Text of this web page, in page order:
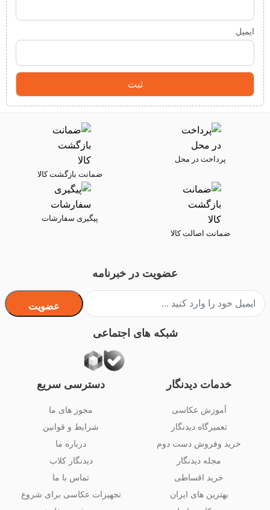
ایمیل
پرداخت در محل
ضمانت بازگشت کالا
ضمانت اصالت کالا
پیگیری سفارشات
خدمات دیدنگار
آموزش عکاسی
تعمیرگاه دیدنگار
خرید وفروش دست دوم
مجله دیدنگار
خرید اقساطی
بهترین های ایران
دسترسی سریع
مجوز های ما
شرایط و قوانین
درباره ما
دیدنگار کلاب
تماس با ما
تجهیزات عکاسی برای شروع
عضویت در خبرنامه
عضویت
شبکه های اجتماعی